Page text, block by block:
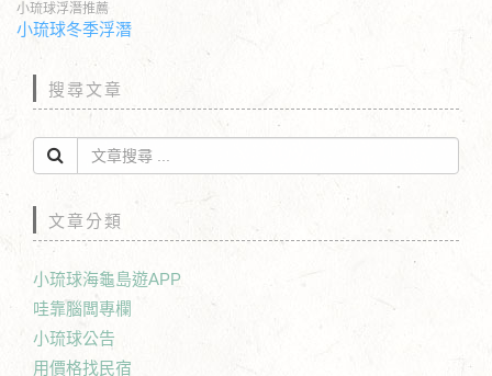
小琉球浮潛推薦
小琉球冬季浮潛
搜尋文章
文章分類
小琉球海龜島遊APP
哇靠腦闆專欄
小琉球公告
用價格找民宿